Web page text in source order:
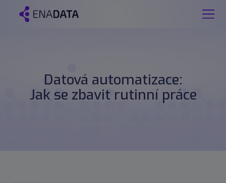
Datová automatizace:
Jak se zbavit rutinní práce